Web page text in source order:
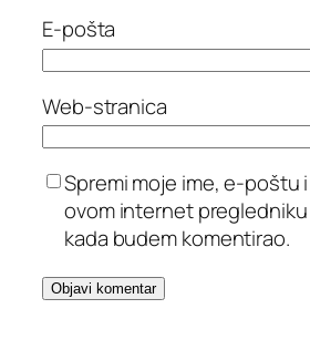
E-pošta
Web-stranica
Spremi moje ime, e-poštu
ovom internet
kada budem komentirao.